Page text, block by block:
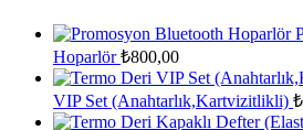
Hoparlör₺800,00
VIP Set (Anahtarlık,Kartvizitlikli) ₺